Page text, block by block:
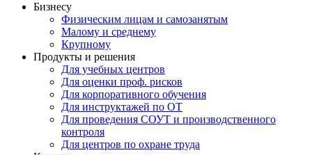
Бизнесу
Физическим лицам и самозанятым
Малому и среднему
Крупному
Продукты и решения
Для учебных центров
Для оценки проф. рисков
Для корпоративного обучения
Для инструктажей по ОТ
Для проведения СОУТ и производственного
контроля
Для центров по охране труда